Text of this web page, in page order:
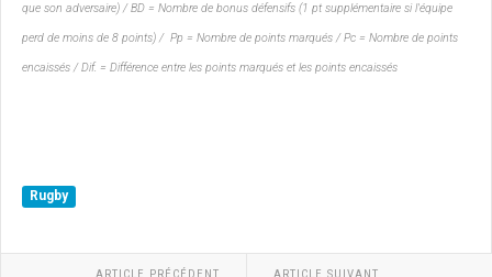
que son adversaire) / BD = Nombre de bonus défensifs (1 pt supplémentaire si l'équipe
perd de moins de 8 points) / Pp = Nombre de points marqués / Pc = Nombre de points
encaissés / Dif. = Différence entre les points marqués et les points encaissés
Rugby